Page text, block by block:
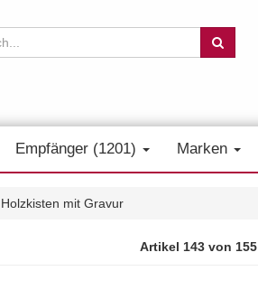
Empfänger (1201) Marken
Holzkisten mit Gravur
Artikel 143 von 155